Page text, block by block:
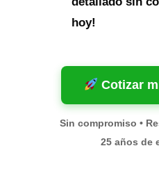
hoy!
Cotizar
Sin compromiso •
25 años de